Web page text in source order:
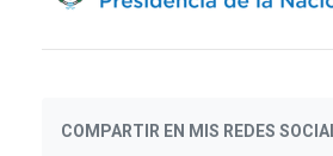
COMPARTIR EN MIS REDES